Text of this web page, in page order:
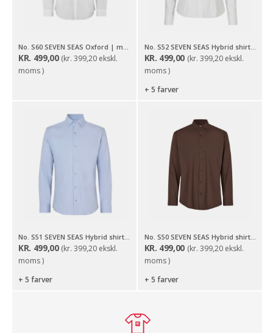
No. S60 SEVEN SEAS Oxford | modern
KR. 499,00 (kr. 399,20 ekskl.
moms )
No. S52 SEVEN SEAS Hybrid shirt | modern | dame
KR. 499,00 (kr. 399,20ekskl.
moms )
+ 5 farver
No. S51 SEVEN SEAS Hybrid shirt | slim
KR. 499,00 (kr. 399,20 ekskl.
moms )
+ 5 farver
No. S50 SEVEN SEAS Hybrid shirt | modern
KR. 499,00 (kr. 399,20ekskl.
moms )
+ 5 farver